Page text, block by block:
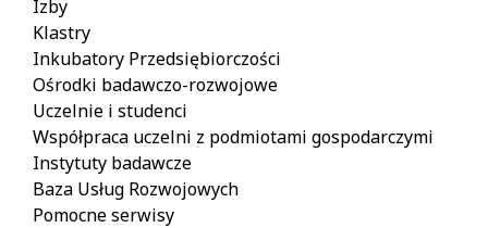
Izby
Klastry
Inkubatory Przedsiębiorczości
Ośrodki badawczo-rozwojowe
Uczelnie i studenci
Współpraca uczelni z podmiotami gospodarczymi
Instytuty badawcze
Baza Usług Rozwojowych
Pomocne serwisy